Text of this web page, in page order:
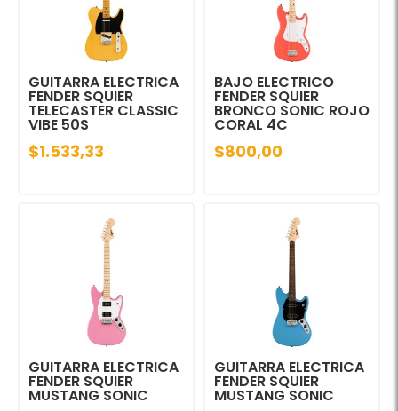
GUITARRA ELECTRICA
FENDER SQUIER
TELECASTER CLASSIC
VIBE 50S
$1.533,33
BAJO ELECTRICO
FENDER SQUIER
BRONCO SONIC ROJO
CORAL 4C
$800,00
GUITARRA ELECTRICA
FENDER SQUIER
MUSTANG SONIC
GUITARRA ELECTRICA
FENDER SQUIER
MUSTANG SONIC